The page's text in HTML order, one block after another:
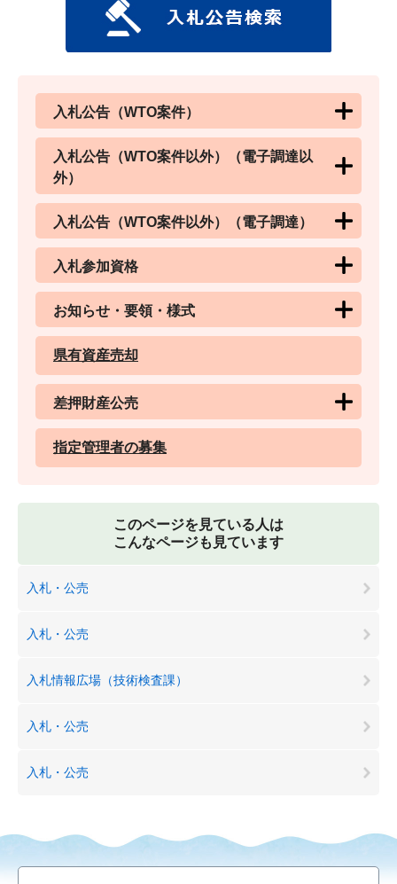
入札公告（WTO案件）
入札公告（WTO案件以外）（電子調達以
外）
入札公告（WTO案件以外）（電子調達）
入札参加資格
お知らせ・要領・様式
県有資産売却
差押財産公売
指定管理者の募集
このページを見ている人は
こんなページも見ています
入札・公売
入札・公売
入札情報広場（技術検査課）
入札・公売
入札・公売